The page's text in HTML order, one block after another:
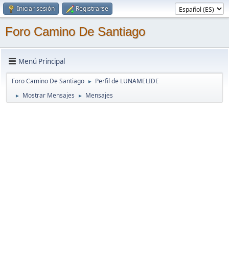
Iniciar sesión Registrarse
Foro Camino De Santiago
Menú Principal
Foro Camino De Santiago ► Perfil de LUNAMELIDE
► Mostrar Mensajes ► Mensajes